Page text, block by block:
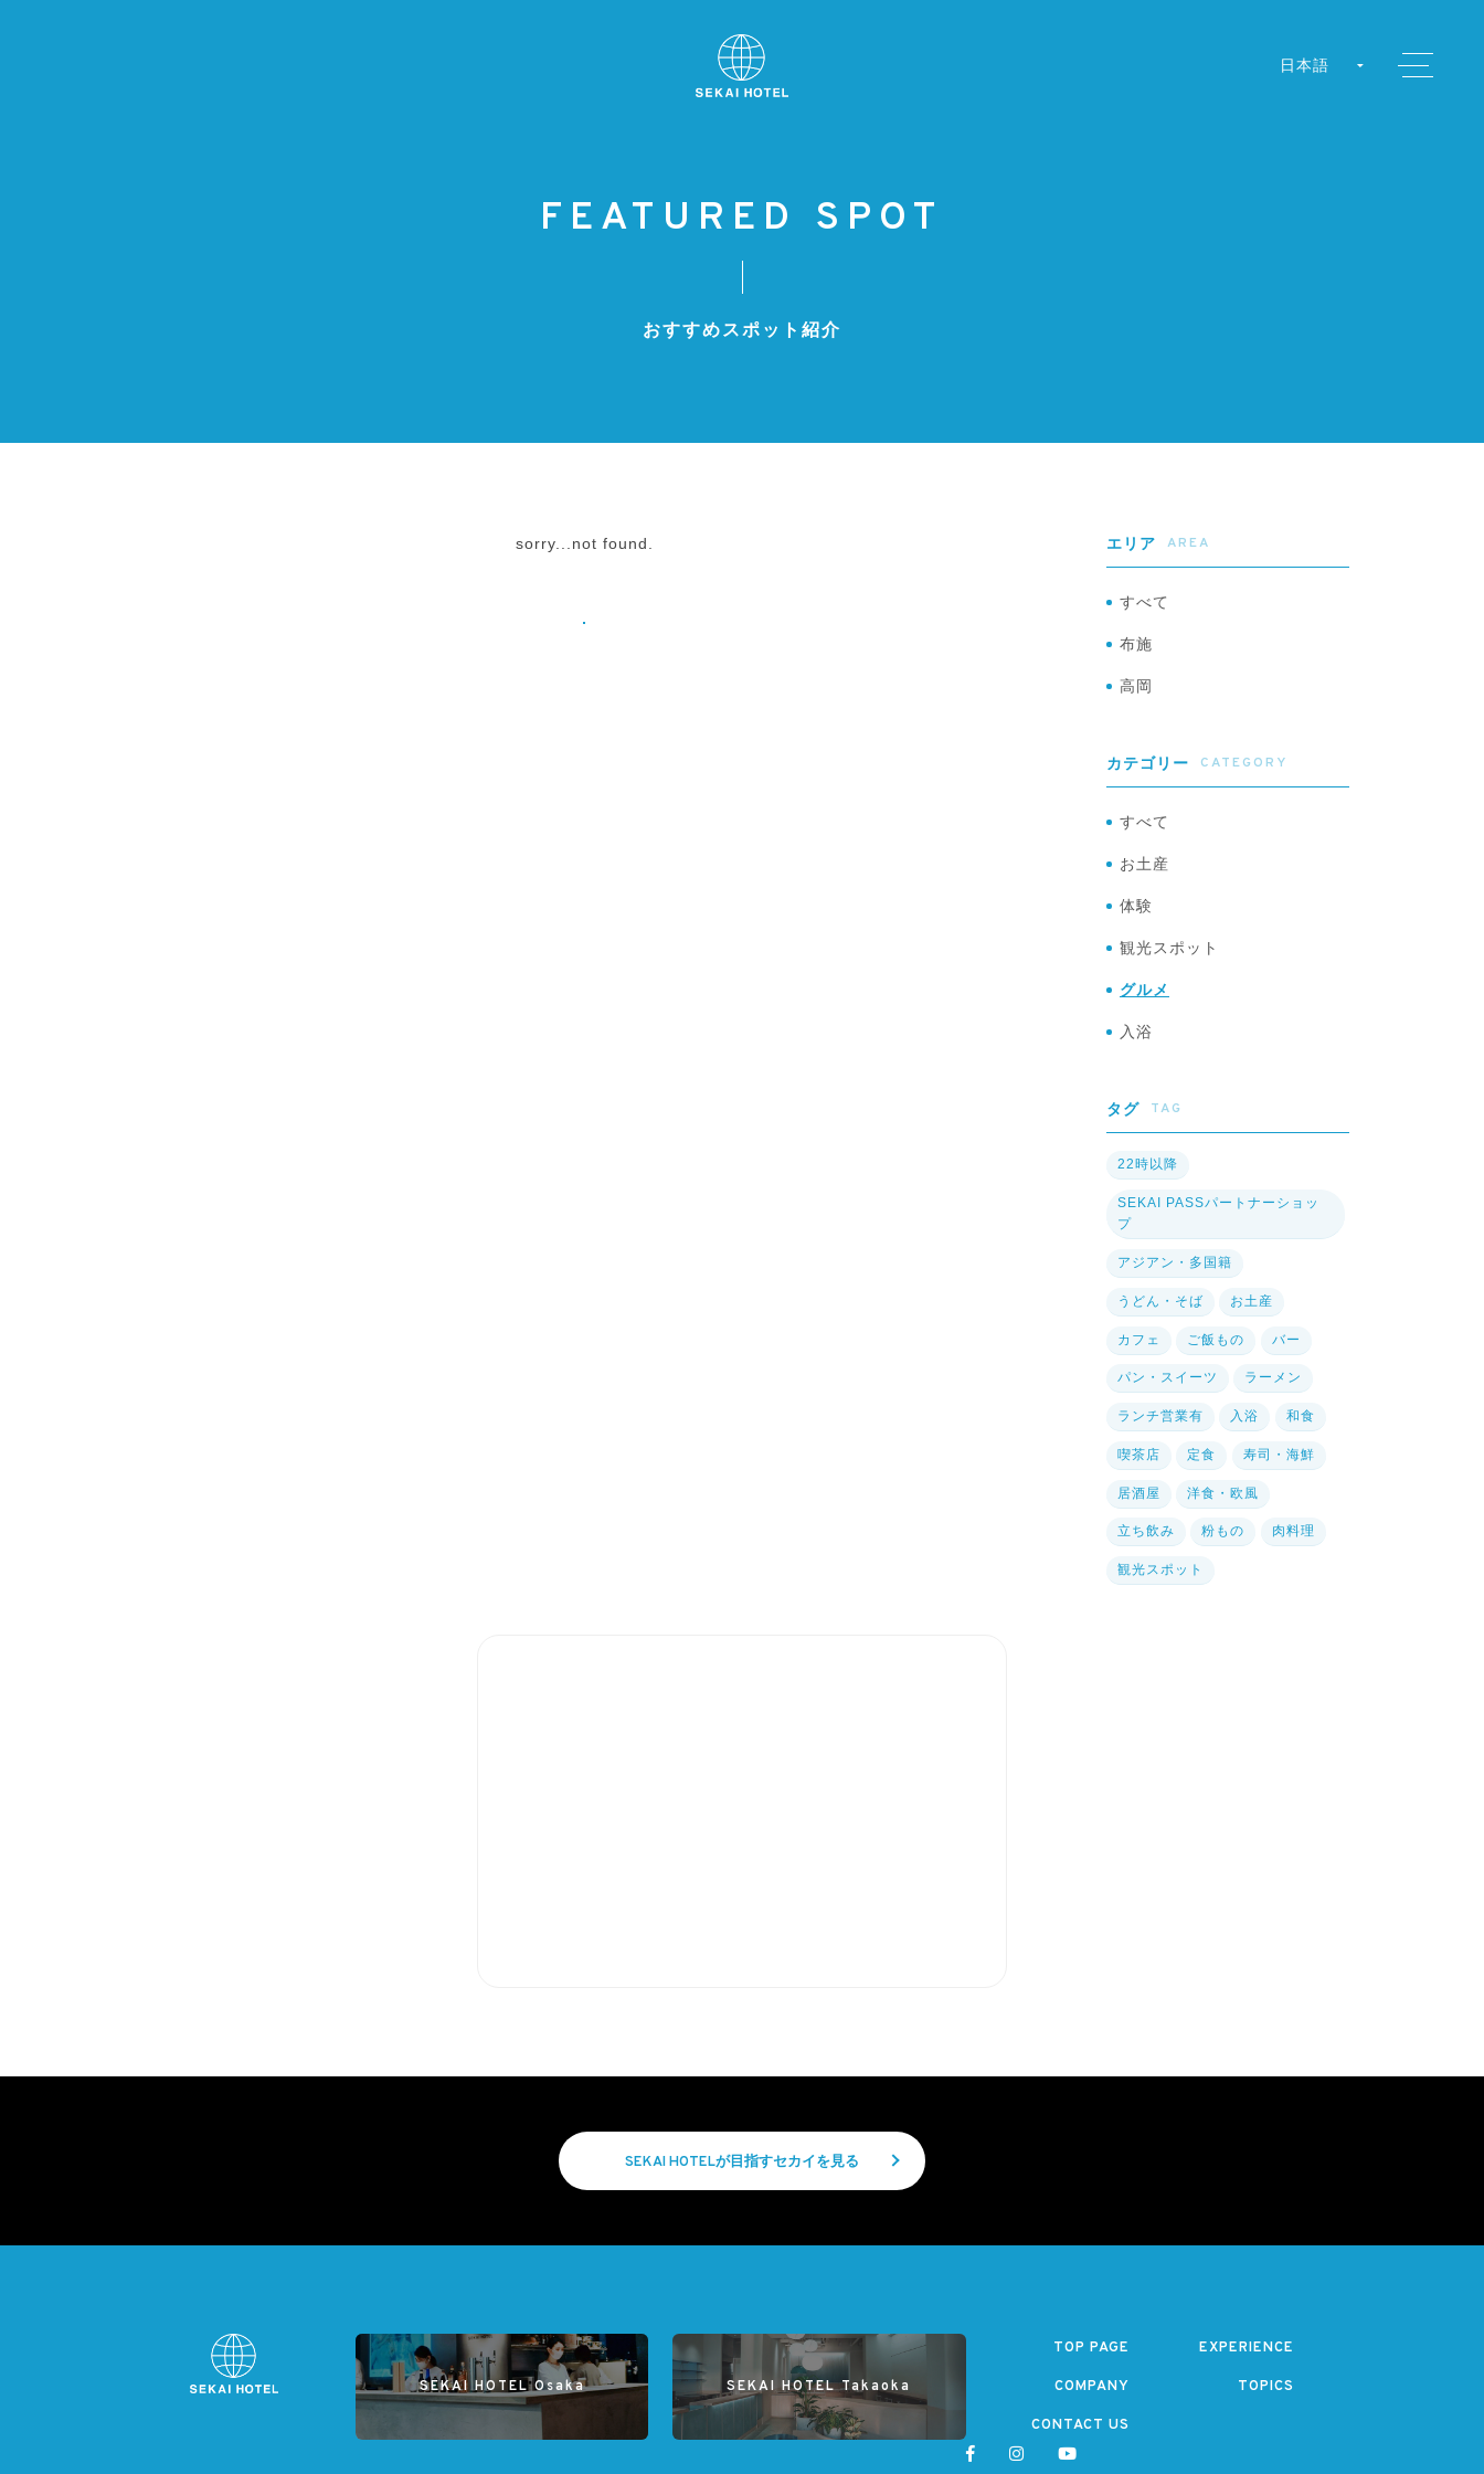
FEATURED SPOT
おすすめスポット紹介
sorry...not found. エリア AREA
すべて
布施
高岡
カテゴリー CATEGORY
すべて
お土産
体験
観光スポット
グルメ
入浴
タグ TAG
22時以降
SEKAI PASSパートナーショッ
プ
アジアン・多国籍
うどん・そば お土産
カフェ ご飯もの バー
パン・スイーツ ラーメン
ランチ営業有 入浴 和食
喫茶店 定食 寿司・海鮮
居酒屋 洋食・欧風
立ち飲み 粉もの 肉料理
観光スポット
SEKAI HOTELが目指すセカイを見る
SEKAI HOTEL Osaka SEKAI HOTEL Takaoka
TOP PAGE EXPERIENCE
COMPANY TOPICS
CONTACT US